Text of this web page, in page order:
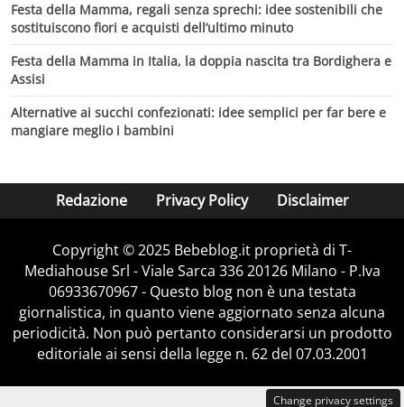
Festa della Mamma, regali senza sprechi: idee sostenibili che
sostituiscono fiori e acquisti dell’ultimo minuto
Festa della Mamma in Italia, la doppia nascita tra Bordighera e
Assisi
Alternative ai succhi confezionati: idee semplici per far bere e
mangiare meglio i bambini
Redazione Privacy Policy Disclaimer
Copyright © 2025 Bebeblog.it proprietà di T-
Mediahouse Srl - Viale Sarca 336 20126 Milano - P.Iva
06933670967 - Questo blog non è una testata
giornalistica, in quanto viene aggiornato senza alcuna
periodicità. Non può pertanto considerarsi un prodotto
editoriale ai sensi della legge n. 62 del 07.03.2001
Change privacy settings